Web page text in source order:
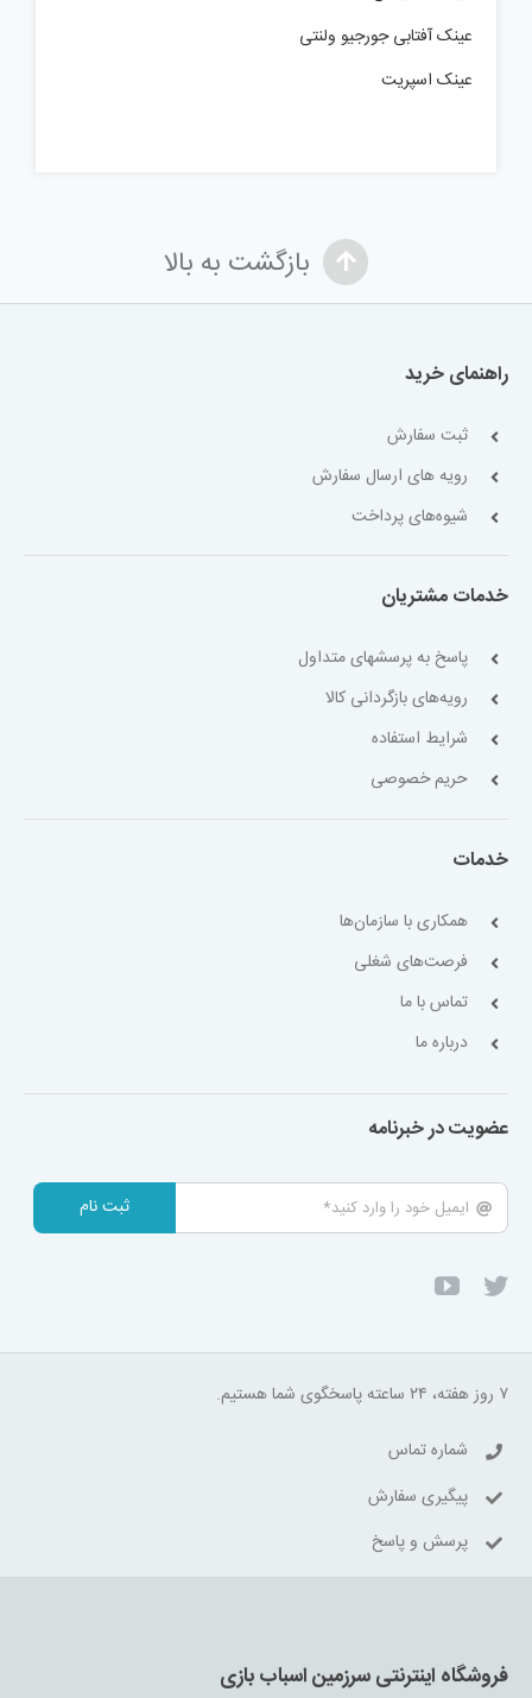
عینک آفتابی جورجیو ولنتی
عینک اسپریت
بازگشت به بالا
راهنمای خرید
ثبت سفارش
رویه های ارسال سفارش
شیوه‌های پرداخت
خدمات مشتریان
پاسخ به پرسشهای متداول
رویه‌های بازگردانی کالا
شرایط استفاده
حریم خصوصی
خدمات
همکاری با سازمان‌ها
فرصت‌های شغلی
تماس با ما
درباره ما
عضویت در خبرنامه
ثبت نام
۷ روز هفته، ۲۴ ساعته پاسخگوی شما هستیم.
شماره تماس
پیگیری سفارش
پرسش و پاسخ
فروشگاه اینترنتی سرزمین اسباب بازی